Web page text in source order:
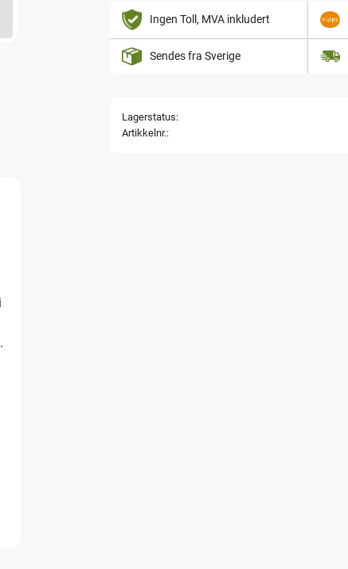
Ingen Toll, MVA inkludert
Sendes fra Sverige
Lagerstatus
Artikkelnr.